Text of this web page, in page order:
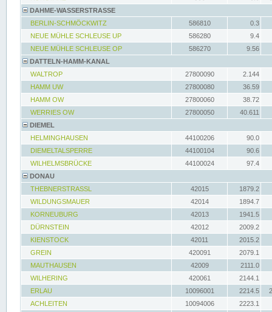
DAHME-WASSERSTRASSE
BERLIN-SCHMÖCKWITZ
586810
0.3
NEUE MÜHLE SCHLEUSE UP
586280
9.4
NEUE MÜHLE SCHLEUSE OP
586270
9.56
DATTELN-HAMM-KANAL
WALTROP
27800090
2.144
HAMM UW
27800080
36.59
HAMM OW
27800060
38.72
WERRIES OW
27800050
40.611
DIEMEL
HELMINGHAUSEN
44100206
90.0
DIEMELTALSPERRE
44100104
90.6
WILHELMSBRÜCKE
44100024
97.4
DONAU
THEBNERSTRASSL
42015
1879.2
WILDUNGSMAUER
42014
1894.7
KORNEUBURG
42013
1941.5
DÜRNSTEIN
42012
2009.2
KIENSTOCK
42011
2015.2
GREIN
420091
2079.1
MAUTHAUSEN
42009
2111.0
WILHERING
420061
2144.1
ERLAU
10096001 2214.5
ACHLEITEN
10094006
2223.1